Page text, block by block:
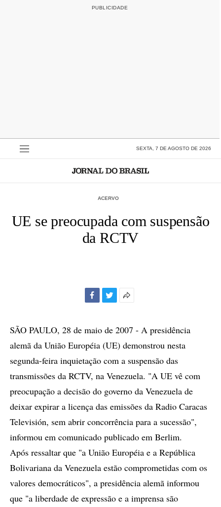
SEXTA, 7 DE AGOSTO DE 2026
ACERVO
UE se preocupada com suspensão
da RCTV
compartilhamento
SÃO PAULO, 28 de maio de 2007 - A presidência
alemã da União Européia (UE) demonstrou nesta
segunda-feira inquietação com a suspensão das
transmissões da RCTV, na Venezuela. "A UE vê com
preocupação a decisão do governo da Venezuela de
deixar expirar a licença das emissões da Radio Caracas
Televisión, sem abrir concorrência para a sucessão",
informou em comunicado publicado em Berlim.
Após ressaltar que "a União Européia e a República
Bolivariana da Venezuela estão comprometidas com os
valores democráticos", a presidência alemã informou
que "a liberdade de expressão e a imprensa são